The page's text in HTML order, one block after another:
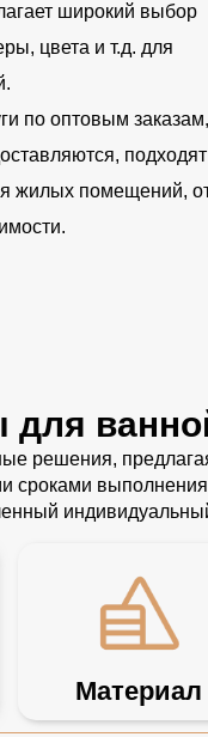
широкий выбор
цвета и т.д. для
по оптовым заказам,
жилых помещений,
для
решения,
Материал